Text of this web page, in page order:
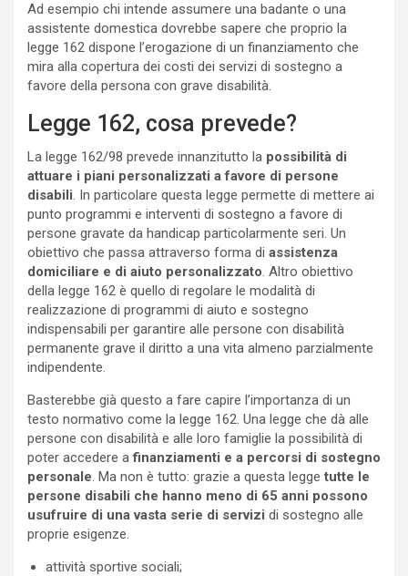
Ad esempio chi intende assumere una badante o una
assistente domestica dovrebbe sapere che proprio la
legge 162 dispone l’erogazione di un finanziamento che
mira alla copertura dei costi dei servizi di sostegno a
favore della persona con grave disabilità.
Legge 162, cosa prevede?
La legge 162/98 prevede innanzitutto la possibilità di
attuare i piani personalizzati a favore di persone
disabili . In particolare questa legge permette di mettere ai
punto programmi e interventi di sostegno a favore di
persone gravate da handicap particolarmente seri. Un
obiettivo che passa attraverso forma di assistenza
domiciliare e di aiuto personalizzato . Altro obiettivo
della legge 162 è quello di regolare le modalità di
realizzazione di programmi di aiuto e sostegno
indispensabili per garantire alle persone con disabilità
permanente grave il diritto a una vita almeno parzialmente
indipendente.
Basterebbe già questo a fare capire l’importanza di un
testo normativo come la legge 162. Una legge che dà alle
persone con disabilità e alle loro famiglie la possibilità di
poter accedere afinanziamenti e a percorsi di sostegno
personale . Ma non è tutto: grazie a questa legge tutte le
persone disabili che hanno meno di 65 anni possono
usufruire di una vasta serie di servizi di sostegno alle
proprie esigenze.
attività sportive sociali;